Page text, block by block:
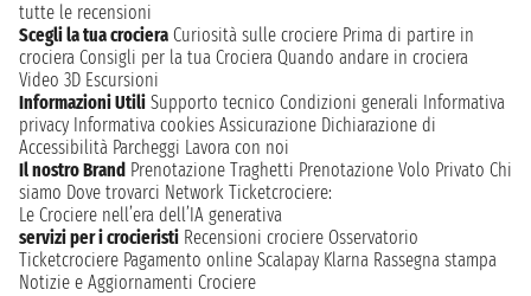
tutte le recensioni
Scegli la tua crociera Curiosità sulle crociere Prima di partire in
crociera Consigli per la tua Crociera Quando andare in crociera
Video 3D Escursioni
Informazioni Utili Supporto tecnico Condizioni generali Informativa
privacy Informativa cookies Assicurazione Dichiarazione di
Accessibilità Parcheggi Lavora con noi
Il nostro Brand Prenotazione Traghetti Prenotazione Volo Privato Chi
siamo Dove trovarci Network Ticketcrociere:
Le Crociere nell’era dell’IA generativa
servizi per i crocieristi Recensioni crociere Osservatorio
Ticketcrociere Pagamento online Scalapay Klarna Rassegna stampa
Notizie e Aggiornamenti Crociere